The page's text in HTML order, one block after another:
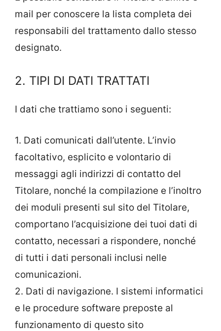
mail per conoscere la lista completa dei
responsabili del trattamento dallo stesso
designato.
2. TIPI DI DATI TRATTATI
I dati che trattiamo sono i seguenti:
1. Dati comunicati dall’utente. L’invio
facoltativo, esplicito e volontario di
messaggi agli indirizzi di contatto del
Titolare, nonché la compilazione e l’inoltro
dei moduli presenti sul sito del Titolare,
comportano l’acquisizione dei tuoi dati di
contatto, necessari a rispondere, nonché
di tutti i dati personali inclusi nelle
comunicazioni.
2. Dati di navigazione. I sistemi informatici
e le procedure software preposte al
funzionamento di questo sito